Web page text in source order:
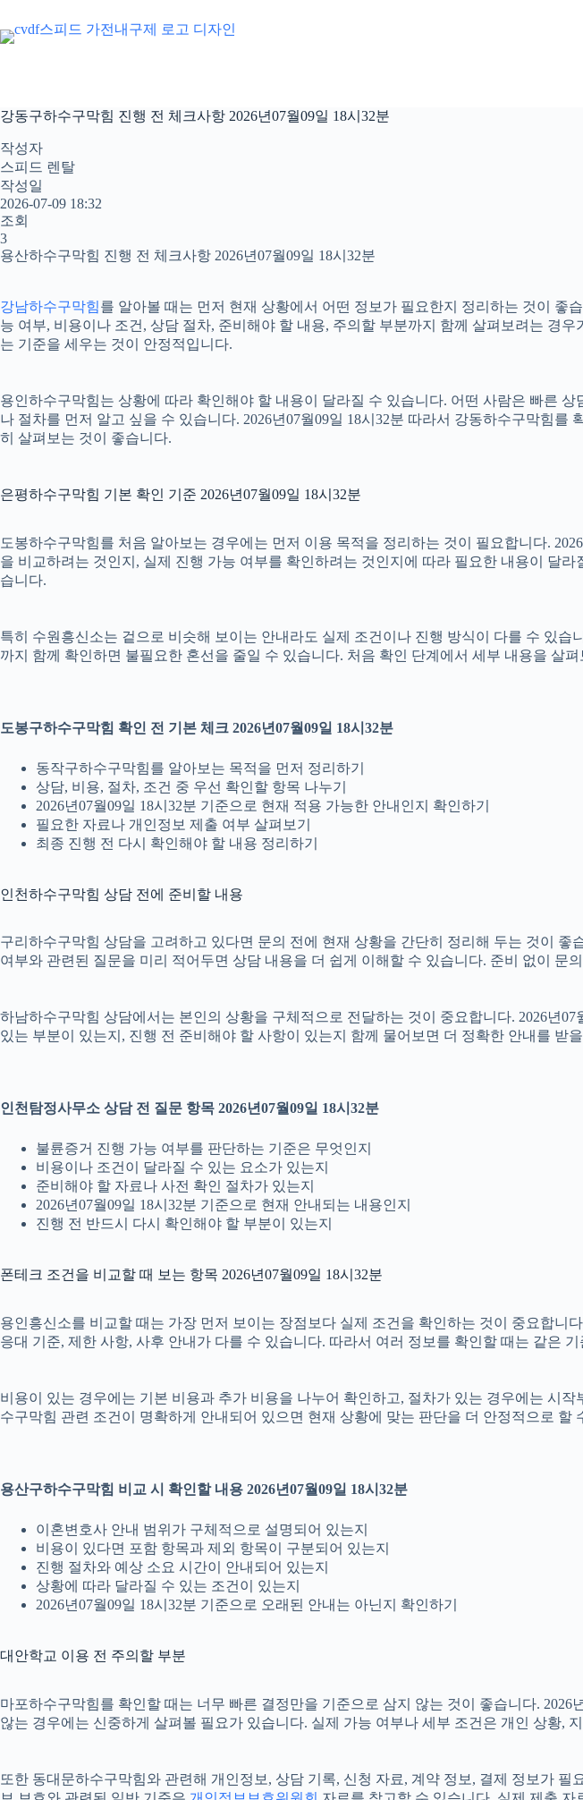
문
으
뛰
기
강동구하수구막힘 진행 전 체크사항 2026년07월09일 18시32분
작성자
스피드 렌탈
작성일
2026-07-09 18:32
조회
3
용산하수구막힘 진행 전 체크사항 2026년07월09일 18시32분
강남하수구막힘를 알아볼 때는 먼저 현재 상황에서 어떤 정보가 필요한지 정리하는 것이 좋
능 여부, 비용이나 조건, 상담 절차, 준비해야 할 내용, 주의할 부분까지 함께 살펴보려는 경
는 기준을 세우는 것이 안정적입니다.
용인하수구막힘는 상황에 따라 확인해야 할 내용이 달라질 수 있습니다. 어떤 사람은 빠른
나 절차를 먼저 알고 싶을 수 있습니다. 2026년07월09일 18시32분 따라서 강동하수구막힘
히 살펴보는 것이 좋습니다.
은평하수구막힘 기본 확인 기준 2026년07월09일 18시32분
도봉하수구막힘를 처음 알아보는 경우에는 먼저 이용 목적을 정리하는 것이 필요합니다.
을 비교하려는 것인지, 실제 진행 가능 여부를 확인하려는 것인지에 따라 필요한 내용이 달
습니다.
특히 수원흥신소는 겉으로 비슷해 보이는 안내라도 실제 조건이나 진행 방식이 다를 수 있습
까지 함께 확인하면 불필요한 혼선을 줄일 수 있습니다. 처음 확인 단계에서 세부 내용을 살
도봉구하수구막힘 확인 전 기본 체크 2026년07월09일 18시32분
동작구하수구막힘를 알아보는 목적을 먼저 정리하기
상담, 비용, 절차, 조건 중 우선 확인할 항목 나누기
2026년07월09일 18시32분 기준으로 현재 적용 가능한 안내인지 확인하기
필요한 자료나 개인정보 제출 여부 살펴보기
최종 진행 전 다시 확인해야 할 내용 정리하기
인천하수구막힘 상담 전에 준비할 내용
구리하수구막힘 상담을 고려하고 있다면 문의 전에 현재 상황을 간단히 정리해 두는 것이
여부와 관련된 질문을 미리 적어두면 상담 내용을 더 쉽게 이해할 수 있습니다. 준비 없이 문
하남하수구막힘 상담에서는 본인의 상황을 구체적으로 전달하는 것이 중요합니다. 2026년
있는 부분이 있는지, 진행 전 준비해야 할 사항이 있는지 함께 물어보면 더 정확한 안내를 받
인천탐정사무소 상담 전 질문 항목 2026년07월09일 18시32분
불륜증거 진행 가능 여부를 판단하는 기준은 무엇인지
비용이나 조건이 달라질 수 있는 요소가 있는지
준비해야 할 자료나 사전 확인 절차가 있는지
2026년07월09일 18시32분 기준으로 현재 안내되는 내용인지
진행 전 반드시 다시 확인해야 할 부분이 있는지
폰테크 조건을 비교할 때 보는 항목 2026년07월09일 18시32분
용인흥신소를 비교할 때는 가장 먼저 보이는 장점보다 실제 조건을 확인하는 것이 중요합니
응대 기준, 제한 사항, 사후 안내가 다를 수 있습니다. 따라서 여러 정보를 확인할 때는 같은
비용이 있는 경우에는 기본 비용과 추가 비용을 나누어 확인하고, 절차가 있는 경우에는 시
수구막힘 관련 조건이 명확하게 안내되어 있으면 현재 상황에 맞는 판단을 더 안정적으로 할
용산구하수구막힘 비교 시 확인할 내용 2026년07월09일 18시32분
이혼변호사 안내 범위가 구체적으로 설명되어 있는지
비용이 있다면 포함 항목과 제외 항목이 구분되어 있는지
진행 절차와 예상 소요 시간이 안내되어 있는지
상황에 따라 달라질 수 있는 조건이 있는지
2026년07월09일 18시32분 기준으로 오래된 안내는 아닌지 확인하기
대안학교 이용 전 주의할 부분
마포하수구막힘를 확인할 때는 너무 빠른 결정만을 기준으로 삼지 않는 것이 좋습니다.
않는 경우에는 신중하게 살펴볼 필요가 있습니다. 실제 가능 여부나 세부 조건은 개인 상황,
또한 동대문하수구막힘와 관련해 개인정보, 상담 기록, 신청 자료, 계약 정보, 결제 정보가